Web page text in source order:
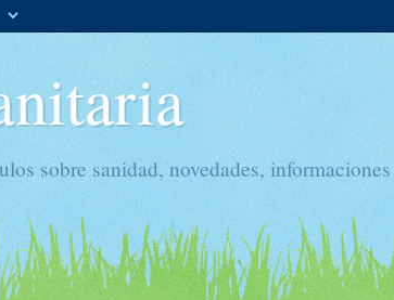
sobre sanidad, novedades,